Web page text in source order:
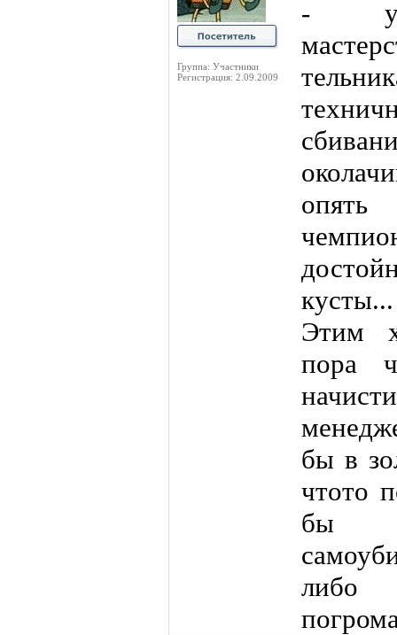
Группа: Участники
Регистрация: 2.09.2009
-
Этим
пора
бы в
чтото
бы
либо